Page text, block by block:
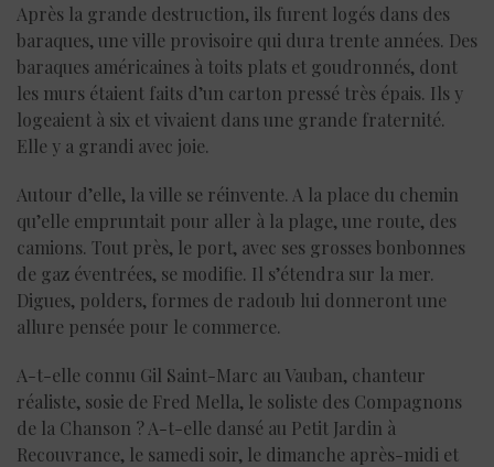
Après la grande destruction, ils furent logés dans des
baraques, une ville provisoire qui dura trente années. Des
baraques américaines à toits plats et goudronnés, dont
les murs étaient faits d’un carton pressé très épais. Ils y
logeaient à six et vivaient dans une grande fraternité.
Elle y a grandi avec joie.
Autour d’elle, la ville se réinvente. A la place du chemin
qu’elle empruntait pour aller à la plage, une route, des
camions. Tout près, le port, avec ses grosses bonbonnes
de gaz éventrées, se modifie. Il s’étendra sur la mer.
Digues, polders, formes de radoub lui donneront une
allure pensée pour le commerce.
A-t-elle connu Gil Saint-Marc au Vauban, chanteur
réaliste, sosie de Fred Mella, le soliste des Compagnons
de la Chanson ? A-t-elle dansé au Petit Jardin à
Recouvrance, le samedi soir, le dimanche après-midi et